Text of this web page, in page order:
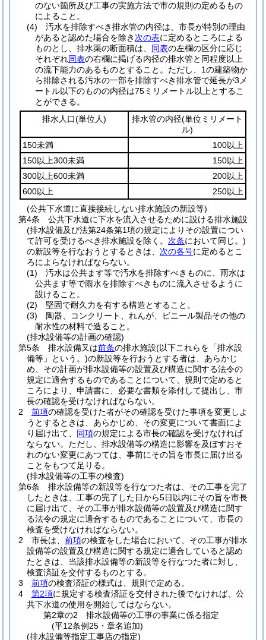
のない箇所及び工事の実施方法で市の規則の定めるもの
によること。
(4)
汚水を排除すべき排水管の内径は、市長が特別の理由
があると認めた場合を除き 次の表に定めるところによる
ものとし、排水渠の断面積は、 同表の左欄の区分に応じ
それぞれ同表の右欄に掲げる内径の排水管と同程度以上
の流下能力のあるものとすること。 ただし、1の建築物か
ら排除される汚水の一部を排除すべき排水管で延長が3メ
ートル以下のものの内径は75ミリメートル以上とするこ
とができる。
排水人口(単位人) 排水管の内径(単位ミリメート
ル)
150未満
100以上
150以上300未満
150以上
300以上600未満
200以上
600以上
250以上
(公共下水道に直接接続しない排水施設の新設等)
第4条
公共下水道に下水を流入させるために設ける排水施設
(排水設備及び法第24条第1項の規定によりその設置につい
て許可を受けるべき排水施設を除く。 次条において同じ。)
の新設等を行なおうとするときは、 次の各号に定めるとこ
ろによらなければならない。
(1)
汚水は公共ます等で汚水を排除すべきものに、雨水は
公共ます等で雨水を排除すべきものに流入させるように
設けること。
(2)
堅固で耐久力を有する構造とすること。
(3)
陶器、コンクリート、れんが、ビニール製品その他の
耐水性の材料で造ること。
(排水設備等の計画の確認)
第5条
排水設備又は前条の排水施設(以下これらを「排水設
備等」という。)の新設等を行おうとする者は、あらかじ
め、その計画が排水設備等の設置及び構造に関する法令の
規定に適合するものであることについて、規則で定めると
ころにより、申請書に、必要な書類を添付して提出し、市
長の確認を受けなければならない。
2
前項の確認を受けた者がその確認を受けた事項を変更しよ
うとするときは、あらかじめ、その変更について書面によ
り届け出て、 同項の規定による市長の確認を受けなければ
ならない。 ただし、排水設備等の構造に影響を及ぼすおそ
れのない変更にあつては、事前にその旨を市長に届け出る
ことをもつて足りる。
(排水設備等の工事の検査)
第6条
排水設備等の新設等を行なつた者は、その工事を完了
したときは、工事の完了した日から5日以内にその旨を市長
に届け出て、その工事が排水設備等の設置及び構造に関す
る法令の規定に適合するものであることについて、市長の
検査を受けなければならない。
2
市長は、 前項の検査をした場合において、その工事が排水
設備等の設置及び構造に関する規定に適合していると認め
たときは、当該排水設備等の新設等を行なつた者に対し、
検査済証を交付するものとする。
3
前項の検査済証の様式は、規則で定める。
4
第2項に規定する検査済証を交付された後でなければ、公
共下水道の使用を開始してはならない。
第2章の2
排水設備等の工事の事業に係る指定
(平12条例25・章名追加)
(排水設備等指定工事店の指定)